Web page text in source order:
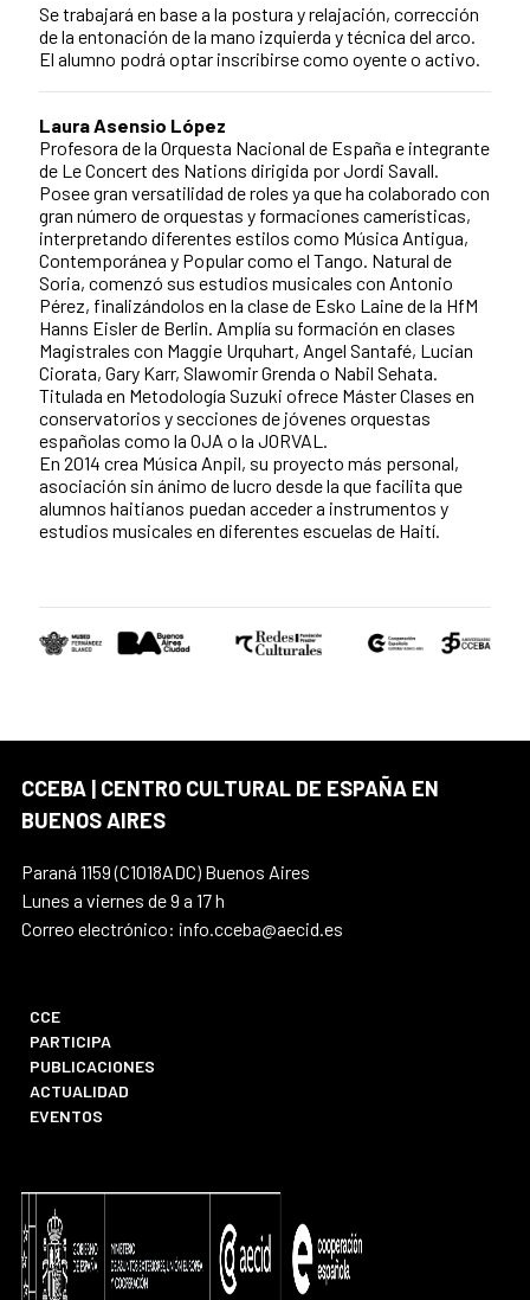
Se trabajará en base a la postura y relajación, corrección
de la entonación de la mano izquierda y técnica del arco.
El alumno podrá optar inscribirse como oyente o activo.
Laura Asensio López
Profesora de la Orquesta Nacional de España e integrante
de Le Concert des Nations dirigida por Jordi Savall.
Posee gran versatilidad de roles ya que ha colaborado con
gran número de orquestas y formaciones camerísticas,
interpretando diferentes estilos como Música Antigua,
Contemporánea y Popular como el Tango. Natural de
Soria, comenzó sus estudios musicales con Antonio
Pérez, finalizándolos en la clase de Esko Laine de la HfM
Hanns Eisler de Berlin. Amplía su formación en clases
Magistrales con Maggie Urquhart, Angel Santafé, Lucian
Ciorata, Gary Karr, Slawomir Grenda o Nabil Sehata.
Titulada en Metodología Suzuki ofrece Máster Clases en
conservatorios y secciones de jóvenes orquestas
españolas como la OJA o la JORVAL.
En 2014 crea Música Anpil, su proyecto más personal,
asociación sin ánimo de lucro desde la que facilita que
alumnos haitianos puedan acceder a instrumentos y
estudios musicales en diferentes escuelas de Haití.
CCEBA | CENTRO CULTURAL DE ESPAÑA EN
BUENOS AIRES
Paraná 1159 (C1018ADC) Buenos Aires
Lunes a viernes de 9 a 17 h
Correo electrónico: info.cceba@aecid.es
CCE
PARTICIPA
PUBLICACIONES
ACTUALIDAD
EVENTOS